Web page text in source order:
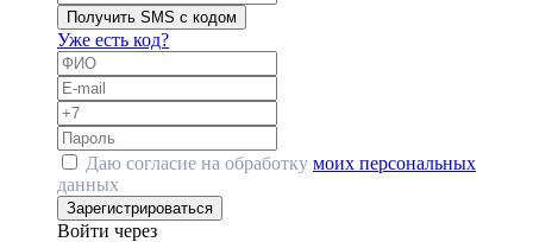
Получить SMS с кодом
Уже есть код?
Даю согласие на обработку моих персональных
данных
Зарегистрироваться
Войти через